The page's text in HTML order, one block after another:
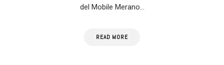
del Mobile Merano…
READ MORE